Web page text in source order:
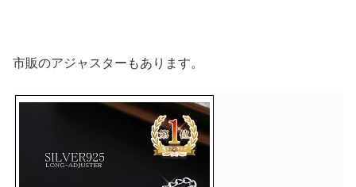
市販のアジャスターもあります。